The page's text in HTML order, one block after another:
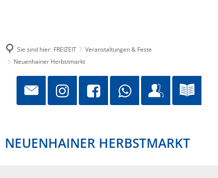
Sie sind hier: FREIZEIT
Veranstaltungen & Feste
Neuenhainer Herbstmarkt
NEUENHAINER HERBSTMARKT